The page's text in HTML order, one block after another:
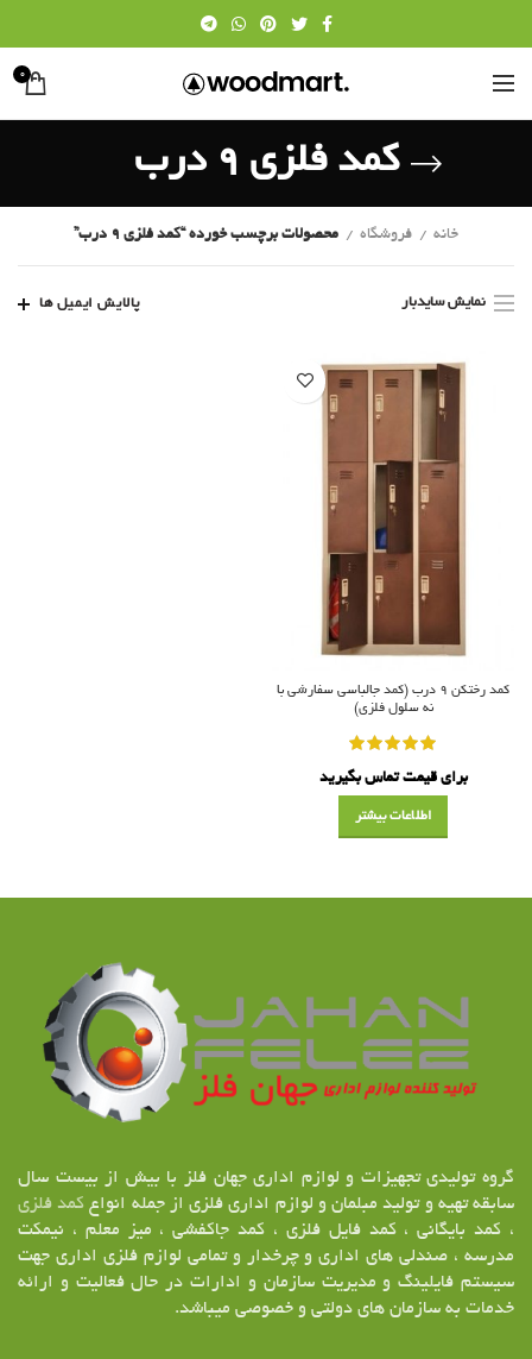
0
کمد فلزی 9 درب
خانه فروشگاه محصولات برچسب خورده “کمد فلزی 9 درب”
نمایش سایدبار پالایش ایمیل ها
کمد رختکن ۹ درب (کمد جالباسی سفارشی با
نه سلول فلزی)
برای قیمت تماس بگیرید
اطلاعات بیشتر
گروه تولیدی تجهیزات و لوازم اداری جهان فلز با بیش از بیست سال
سابقه تهیه و تولید مبلمان و لوازم اداری فلزی از جمله انواع کمد فلزی
، کمد بایگانی ، کمد فایل فلزی ، کمد جاکفشی ، میز معلم ، نیمکت
مدرسه ، صندلی های اداری و چرخدار و تمامی لوازم فلزی اداری جهت
سیستم فایلینگ و مدیریت سازمان و ادارات در حال فعالیت و ارائه
خدمات به سازمان های دولتی و خصوصی میباشد.